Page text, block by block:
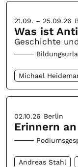
21.09. – 25.09.26
Was ist
Geschichte
Michael
02.10.26 Berlin
Erinnern
Andreas Stahl